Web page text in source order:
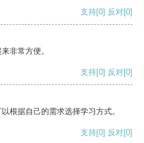
支持[0] 反对[0]
非常方便。
支持[0] 反对[0]
根据自己的需求选择学习方式。
支持[0] 反对[0]